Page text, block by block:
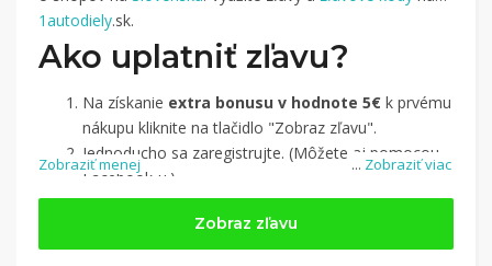
... Zobraziť viac
1autodiely.sk.
Ako uplatniť zľavu?
Na získanie extra bonusu v hodnote 5€ k prvému
nákupu kliknite na tlačidlo "Zobraz zľavu".
Jednoducho sa zaregistrujte. (Môžete aj pomocou
Facebook-u.)
Jednoducho sinájdite obchod, pomocou služby
(v ponuke je cca 1 500 obchodov).
Kliknite na tlačidlo „Nakupovať“.(Následne
Zobraziť menej
Zobraz zľavu